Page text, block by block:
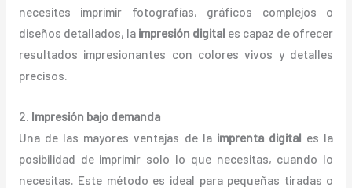
necesites imprimir fotografías, gráficos complejos o
diseños detallados, la impresión digital es capaz de ofrecer
resultados impresionantes con colores vivos y detalles
precisos.
2. Impresión bajo demanda
Una de las mayores ventajas de la imprenta digital es la
posibilidad de imprimir solo lo que necesitas, cuando lo
necesitas. Este método es ideal para pequeñas tiradas o